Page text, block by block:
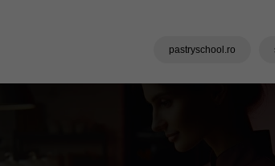
pastryschool.ro